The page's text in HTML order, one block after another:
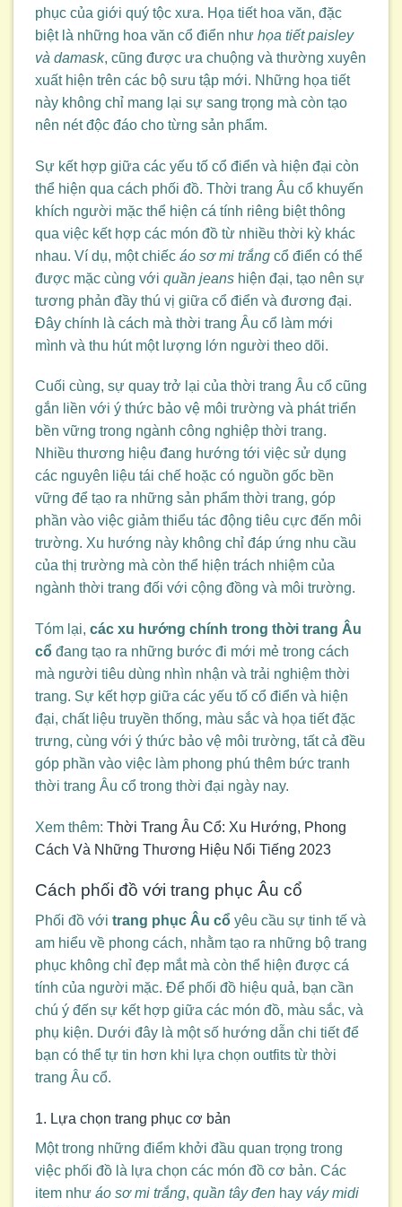
phục của giới quý tộc xưa. Họa tiết hoa văn, đặc
biệt là những hoa văn cổ điển như họa tiết paisley
và damask, cũng được ưa chuộng và thường xuyên
xuất hiện trên các bộ sưu tập mới. Những họa tiết
này không chỉ mang lại sự sang trọng mà còn tạo
nên nét độc đáo cho từng sản phẩm.
Sự kết hợp giữa các yếu tố cổ điển và hiện đại còn
thể hiện qua cách phối đồ. Thời trang Âu cổ khuyến
khích người mặc thể hiện cá tính riêng biệt thông
qua việc kết hợp các món đồ từ nhiều thời kỳ khác
nhau. Ví dụ, một chiếc áo sơ mi trắng cổ điển có thể
được mặc cùng với quần jeans hiện đại, tạo nên sự
tương phản đầy thú vị giữa cổ điển và đương đại.
Đây chính là cách mà thời trang Âu cổ làm mới
mình và thu hút một lượng lớn người theo dõi.
Cuối cùng, sự quay trở lại của thời trang Âu cổ cũng
gắn liền với ý thức bảo vệ môi trường và phát triển
bền vững trong ngành công nghiệp thời trang.
Nhiều thương hiệu đang hướng tới việc sử dụng
các nguyên liệu tái chế hoặc có nguồn gốc bền
vững để tạo ra những sản phẩm thời trang, góp
phần vào việc giảm thiểu tác động tiêu cực đến môi
trường. Xu hướng này không chỉ đáp ứng nhu cầu
của thị trường mà còn thể hiện trách nhiệm của
ngành thời trang đối với cộng đồng và môi trường.
Tóm lại, các xu hướng chính trong thời trang Âu
cổ đang tạo ra những bước đi mới mẻ trong cách
mà người tiêu dùng nhìn nhận và trải nghiệm thời
trang. Sự kết hợp giữa các yếu tố cổ điển và hiện
đại, chất liệu truyền thống, màu sắc và họa tiết đặc
trưng, cùng với ý thức bảo vệ môi trường, tất cả đều
góp phần vào việc làm phong phú thêm bức tranh
thời trang Âu cổ trong thời đại ngày nay.
Xem thêm: Thời Trang Âu Cổ: Xu Hướng, Phong
Cách Và Những Thương Hiệu Nổi Tiếng 2023
Cách phối đồ với trang phục Âu cổ
Phối đồ với trang phục Âu cổ yêu cầu sự tinh tế và
am hiểu về phong cách, nhằm tạo ra những bộ trang
phục không chỉ đẹp mắt mà còn thể hiện được cá
tính của người mặc. Để phối đồ hiệu quả, bạn cần
chú ý đến sự kết hợp giữa các món đồ, màu sắc, và
phụ kiện. Dưới đây là một số hướng dẫn chi tiết để
bạn có thể tự tin hơn khi lựa chọn outfits từ thời
trang Âu cổ.
1. Lựa chọn trang phục cơ bản
Một trong những điểm khởi đầu quan trọng trong
việc phối đồ là lựa chọn các món đồ cơ bản. Các
item như áo sơ mi trắng, quần tây đen hay váy midi